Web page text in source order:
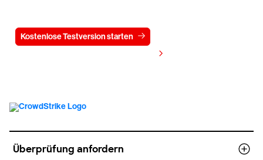
Kostenlose Testversion starten
Überprüfung anfordern